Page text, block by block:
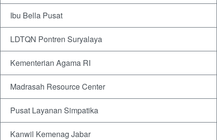
Ibu Bella Pusat
LDTQN Pontren Suryalaya
Kementerian Agama RI
Madrasah Resource Center
Pusat Layanan Simpatika
Kanwil Kemenag Jabar